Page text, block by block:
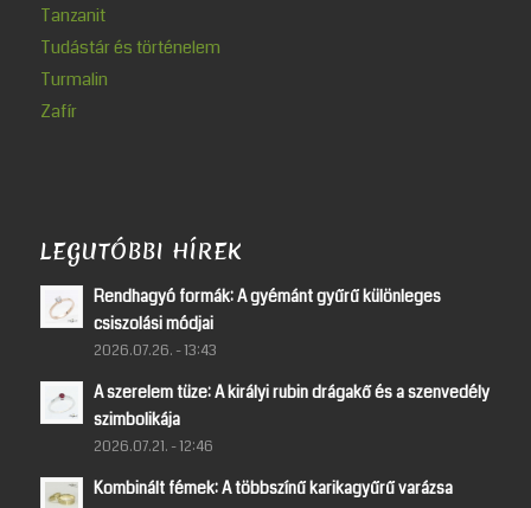
Tanzanit
Tudástár és történelem
Turmalin
Zafír
LEGUTÓBBI HÍREK
Rendhagyó formák: A gyémánt gyűrű különleges
csiszolási módjai
2026.07.26. - 13:43
A szerelem tüze: A királyi rubin drágakő és a szenvedély
szimbolikája
2026.07.21. - 12:46
Kombinált fémek: A többszínű karikagyűrű varázsa